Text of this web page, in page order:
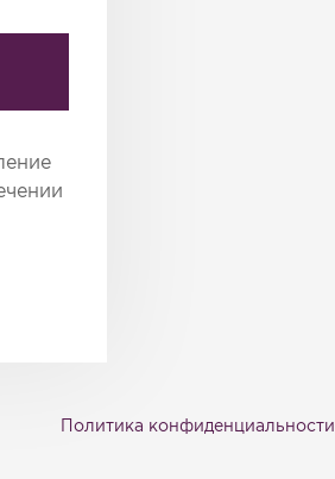
Политика конфиденциальности